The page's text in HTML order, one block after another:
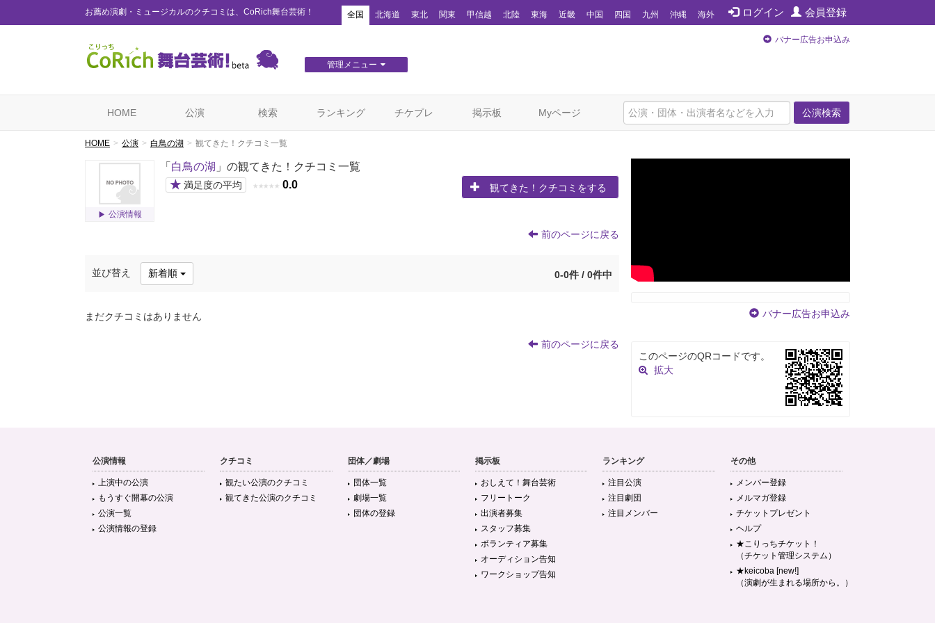
お薦め演劇・ミュージカルのクチコミは、CoRich舞台芸術！ ログイン 会員登録
全国 北海道 東北 関東 甲信越 北陸 東海 近畿 中国 四国 九州 沖縄 海外
管理メニュー
バナー広告お申込み
公演検索
HOME 公演 検索 ランキング チケプレ 掲示板 Myページ
HOME 公演 白鳥の湖 観てきた！クチコミ一覧
公演情報
「 白鳥の湖 」の観てきた！クチコミ一覧
★ 満足度の平均 ★ ★ ★ ★ ★ 0.0 観てきた！クチコミをする
前のページに戻る
並び替え 新着順 0-0件 / 0件中
まだクチコミはありません
前のページに戻る
バナー広告お申込み
このページのQRコードです。
拡大
公演情報
上演中の公演
もうすぐ開幕の公演
公演一覧
公演情報の登録
クチコミ
観たい公演のクチコミ
観てきた公演のクチコミ
団体／劇場
団体一覧
劇場一覧
団体の登録
掲示板
おしえて！舞台芸術
フリートーク
出演者募集
スタッフ募集
ボランティア募集
オーディション告知
ワークショップ告知
ランキング
注目公演
注目劇団
注目メンバー
その他
メンバー登録
メルマガ登録
チケットプレゼント
ヘルプ
★こりっちチケット！
（チケット管理システム）
★keicoba [new!]
（演劇が生まれる場所から。）